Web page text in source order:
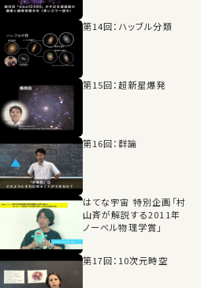
第14回：ハッブル分類
第15回：超新星爆発
第16回：群論
はてな宇宙 特別企画「村
山斉が解説する2011年
ノーベル物理学賞」
第17回：10次元時空